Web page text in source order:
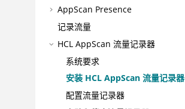
AppScan Presence
记录流量
HCL AppScan 流量记录器
系统要求
安装 HCL AppScan 流量记录器
配置流量记录器